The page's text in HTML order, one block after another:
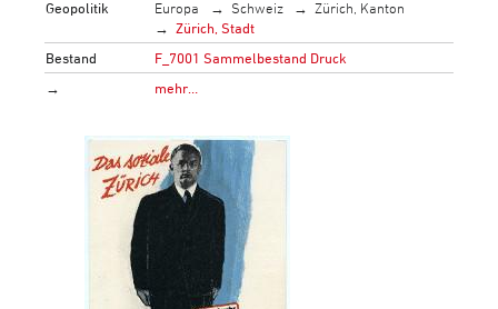
Geopolitik Europa Schweiz
Zürich, Kanton
Zürich, Stadt
Bestand
F_7001 Sammelbestand Druck
→
mehr…